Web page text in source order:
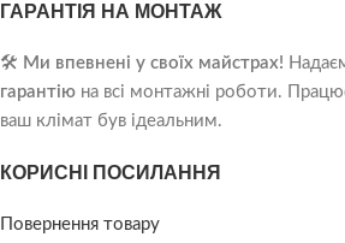
ГАРАНТІЯ НА МОНТАЖ
🛠️ Ми впевнені у своїх майстрах!
гарантію на всі монтажні роботи.
ваш клімат був ідеальним.
КОРИСНІ ПОСИЛАННЯ
Повернення товару